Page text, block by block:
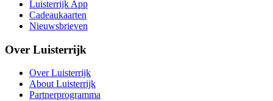
Luisterrijk App
Cadeaukaarten
Nieuwsbrieven
Over Luisterrijk
Over Luisterrijk
About Luisterrijk
Partnerprogramma